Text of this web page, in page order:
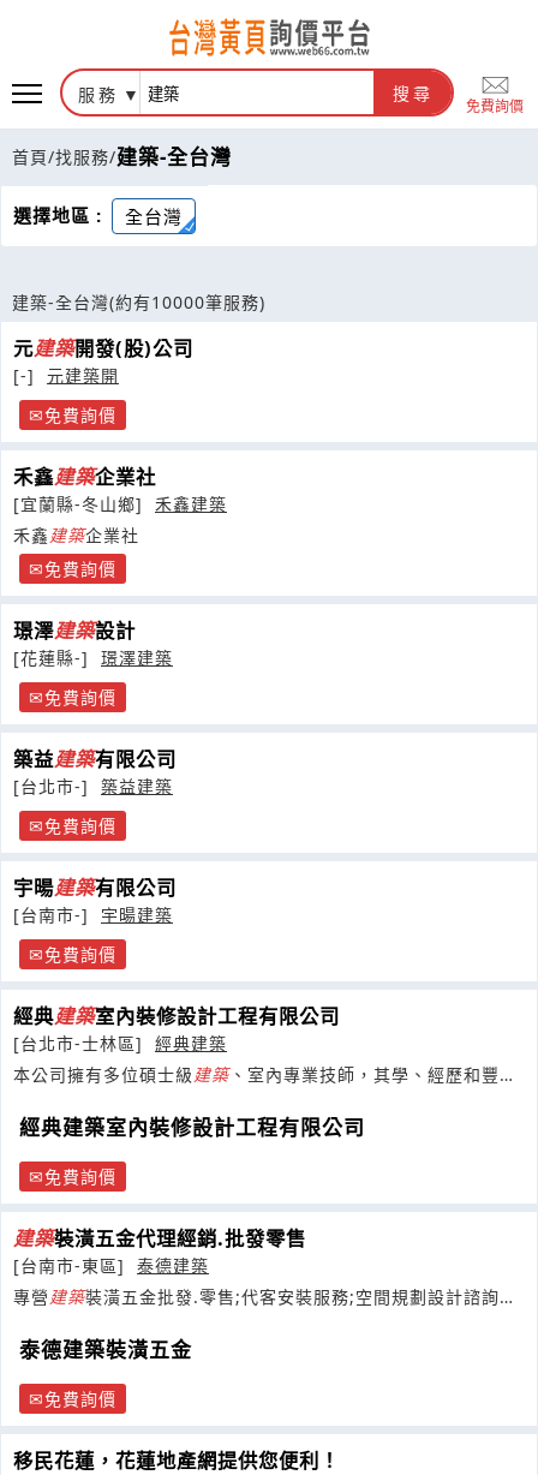
服務 搜尋
免費詢價
首頁/找服務/建築-全台灣
選擇地區 : 全台灣
建築-全台灣(約有10000筆服務)
元建築開發(股)公司
[-]
元建築開
免費詢價
禾鑫建築企業社
[宜蘭縣-冬山鄉]
禾鑫建築
禾鑫建築企業社
免費詢價
璟澤建築設計
[花蓮縣-]
璟澤建築
免費詢價
築益建築有限公司
[台北市-]
築益建築
免費詢價
宇暘建築有限公司
[台南市-]
宇暘建築
免費詢價
經典建築室內裝修設計工程有限公司
[台北市-士林區]
經典建築
本公司擁有多位碩士級建築、室內專業技師，其學、經歷和豐富
經典建築室內裝修設計工程有限公司
免費詢價
建築裝潢五金代理經銷.批發零售
[台南市-東區]
泰德建築
專營建築裝潢五金批發.零售;代客安裝服務;空間規劃設計諮詢服
泰德建築裝潢五金
免費詢價
移民花蓮，花蓮地產網提供您便利！